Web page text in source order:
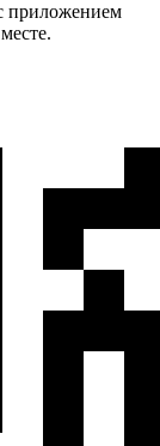
приложением